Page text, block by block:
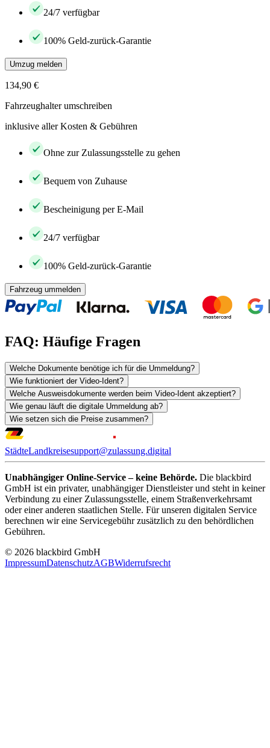
24/7 verfügbar
100% Geld-zurück-Garantie
Umzug melden
134,90 €
Fahrzeughalter umschreiben
inklusive aller Kosten & Gebühren
Ohne zur Zulassungsstelle zu gehen
Bequem von Zuhause
Bescheinigung per E-Mail
24/7 verfügbar
100% Geld-zurück-Garantie
Fahrzeug ummelden
FAQ: Häufige Fragen
Welche Dokumente benötige ich für die Ummeldung?
Wie funktioniert der Video-Ident?
Welche Ausweisdokumente werden beim Video-Ident akzeptiert?
Wie genau läuft die digitale Ummeldung ab?
Wie setzen sich die Preise zusammen?
StädteLandkreisesupport@zulassung.digital
Unabhängiger Online-Service – keine Behörde. Die blackbird
GmbH ist ein privater, unabhängiger Dienstleister und steht in keiner
Verbindung zu einer Zulassungsstelle, einem Straßenverkehrsamt
oder einer anderen staatlichen Stelle. Für unseren digitalen Service
berechnen wir eine Servicegebühr zusätzlich zu den behördlichen
Gebühren.
© 2026 blackbird GmbH
ImpressumDatenschutzAGBWiderrufsrecht